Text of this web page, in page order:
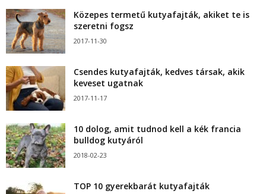
Közepes termetű kutyafajták, akiket te is
szeretni fogsz
2017-11-30
Csendes kutyafajták, kedves társak, akik
keveset ugatnak
2017-11-17
10 dolog, amit tudnod kell a kék francia
bulldog kutyáról
2018-02-23
TOP 10 gyerekbarát kutyafajták